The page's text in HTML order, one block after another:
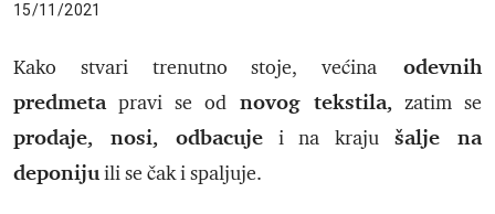
15/11/2021
Kako stvari trenutno stoje, većina odevnih
predmetapravi se od novog tekstila,zatim se
prodaje, nosi, odbacujei na krajušalje na
deponijuili se čak i spaljuje.